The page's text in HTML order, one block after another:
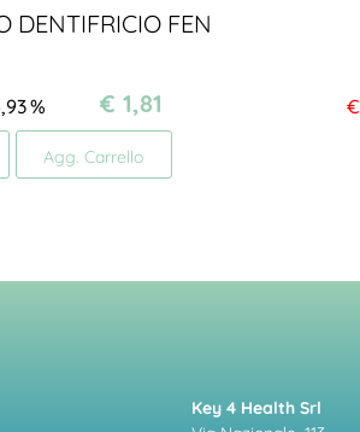
DENTIFRICIO FEN
% € 1,81
Agg. Carrello
€
Key 4 Health Srl